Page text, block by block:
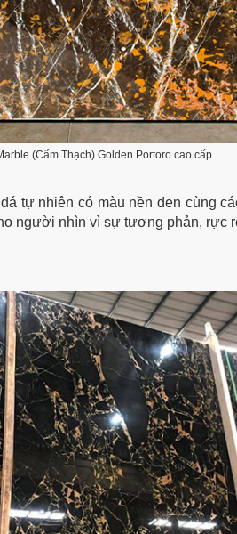
(Cẩm Thạch) Golden Portoro cao cấp
tự nhiên có màu nền đen cùng
người nhìn vì sự tương phản, rực